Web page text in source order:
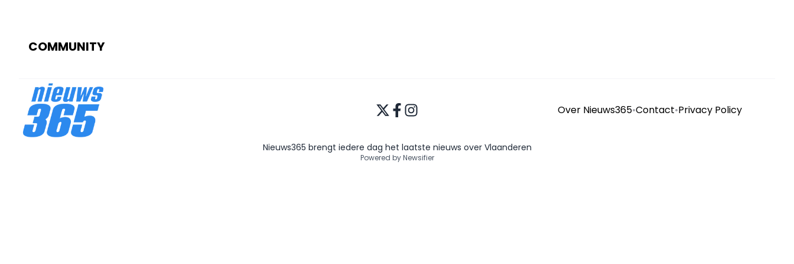
COMMUNITY
Over Nieuws365•Contact•Privacy Policy
Nieuws365 brengt iedere dag het laatste nieuws over Vlaanderen
Powered by Newsifier